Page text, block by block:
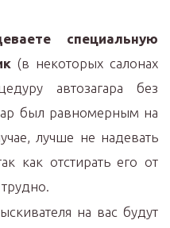
специальную
(в некоторых салонах
автозагара без
был равномерным на
лучше не надевать
как отстирать его от
на вас будут